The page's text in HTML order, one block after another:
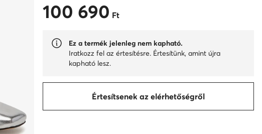
100 690 Ft
100 690 Ft
Ez a termék jelenleg nem kapható.
Iratkozz fel az értesítésre. Értesítünk, amint újra
kapható lesz.
Értesítsenek az elérhetőségről